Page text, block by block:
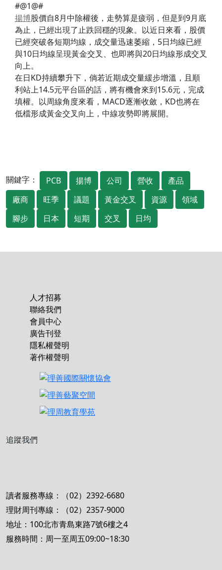
#@1@#
揚博股價自8月中除權後，走勢算是疲弱，但是到9月底
為止，已經出現了止跌回穩的現象。以近日來看，股價
已經突破各短期均線，成交量迅速萎縮，5日均線已經
與10日均線呈現黃金交叉、也即將與20日均線形成交叉
向上。
在日KD持續攀升下，倘若近期成交量緩步增溫，且順
利站上14.5元平台區的話，將有機會來到15.6元，完成
填權。以周線角度來看，MACD逐漸收斂，KD也將在
低檔形成黃金交叉向上，中線攻勢即將展開。
關鍵字： PCB 揚博 公司 營收
產品
廠商
旺季 議題 黃金交叉 資源
領域
腳步
日本 短期 交叉 日均
人才招募
聯絡我們
會員中心
廣告刊登
隱私權聲明
著作權聲明
追蹤我們
讀者服務專線：（02）2392-6680
理財周刊專線：（02）2357-9000
地址：100北市青島東路7號6樓之4
服務時間：周一至周五09:00~18:30